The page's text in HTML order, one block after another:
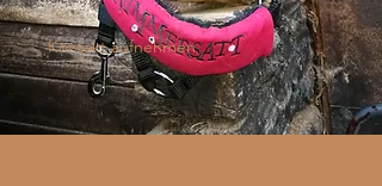
Kontakt aufnehmen